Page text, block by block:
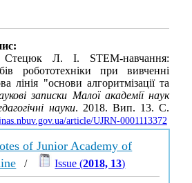
Л. І. STEM-навчання:
робототехніки при вивченні
лінія "основи алгоритмізації та
записки Малої академії наук
науки. 2018. Вип. 13. С.
article/UJRN-0001113372
of Junior Academy of
/ Issue (2018, 13)